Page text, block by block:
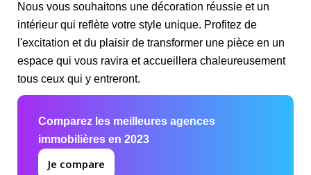
Comparez les meilleures agences
immobilières en 2023
Je compare
Nous vous souhaitons une décoration réussie et un
intérieur qui reflète votre style unique. Profitez de
l'excitation et du plaisir de transformer une pièce en un
espace qui vous ravira et accueillera chaleureusement
tous ceux qui y entreront.